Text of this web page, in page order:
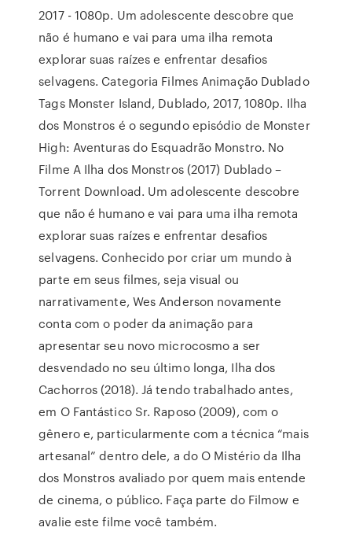
2017 - 1080p. Um adolescente descobre que
não é humano e vai para uma ilha remota
explorar suas raízes e enfrentar desafios
selvagens. Categoria Filmes Animação Dublado
Tags Monster Island, Dublado, 2017, 1080p. Ilha
dos Monstros é o segundo episódio de Monster
High: Aventuras do Esquadrão Monstro. No
Filme A Ilha dos Monstros (2017) Dublado –
Torrent Download. Um adolescente descobre
que não é humano e vai para uma ilha remota
explorar suas raízes e enfrentar desafios
selvagens. Conhecido por criar um mundo à
parte em seus filmes, seja visual ou
narrativamente, Wes Anderson novamente
conta com o poder da animação para
apresentar seu novo microcosmo a ser
desvendado no seu último longa, Ilha dos
Cachorros (2018). Já tendo trabalhado antes,
em O Fantástico Sr. Raposo (2009), com o
gênero e, particularmente com a técnica “mais
artesanal” dentro dele, a do O Mistério da Ilha
dos Monstros avaliado por quem mais entende
de cinema, o público. Faça parte do Filmow e
avalie este filme você também.